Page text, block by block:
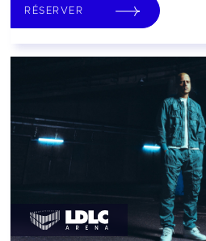
RÉSERVER